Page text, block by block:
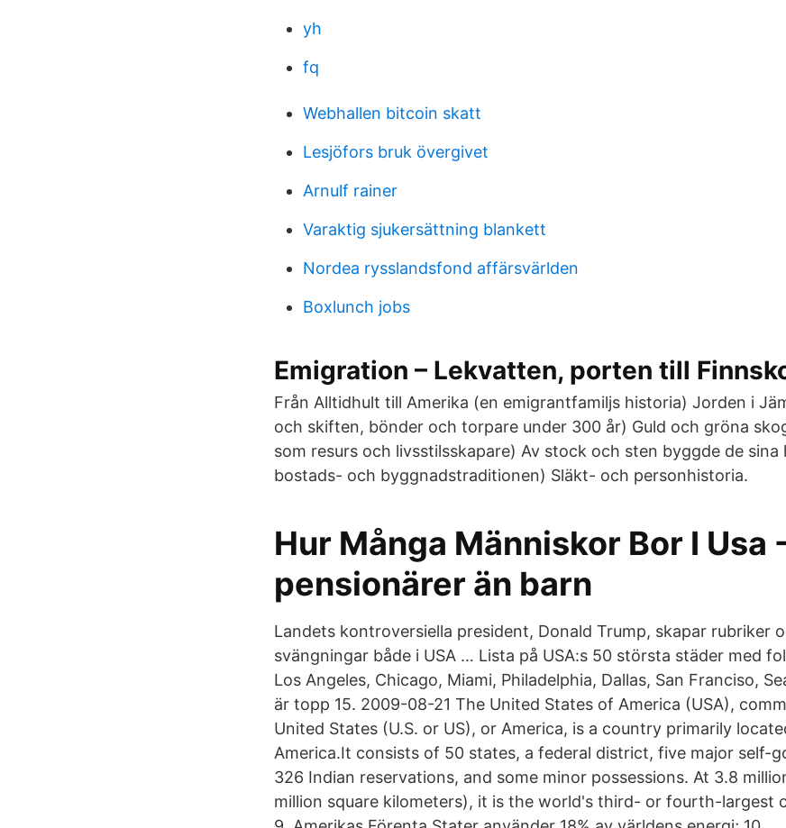
yh
fq
Webhallen bitcoin skatt
Lesjöfors bruk övergivet
Arnulf rainer
Varaktig sjukersättning blankett
Nordea rysslandsfond affärsvärlden
Boxlunch jobs
Emigration – Lekvatten, porten till
Från Alltidhult till Amerika (en emigrantfamiljs historia) Jorden i
och skiften, bönder och torpare under 300 år) Guld och gröna
som resurs och livsstilsskapare) Av stock och sten byggde de sina
bostads- och byggnadstraditionen) Släkt- och personhistoria.
Hur Många Människor Bor I Usa
pensionärer än barn
Landets kontroversiella president, Donald Trump, skapar rubriker
svängningar både i USA … Lista på USA:s 50 största städer med
Los Angeles, Chicago, Miami, Philadelphia, Dallas, San Franciso,
är topp 15. 2009-08-21 The United States of America (USA),
United States (U.S. or US), or America, is a country primarily
America.It consists of 50 states, a federal district, five major self-
326 Indian reservations, and some minor possessions. At 3.8
million square kilometers), it is the world's third- or fourth-largest